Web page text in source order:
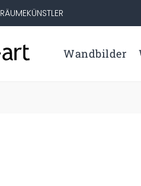
RÄUMEKÜNSTLER
Wandbilder